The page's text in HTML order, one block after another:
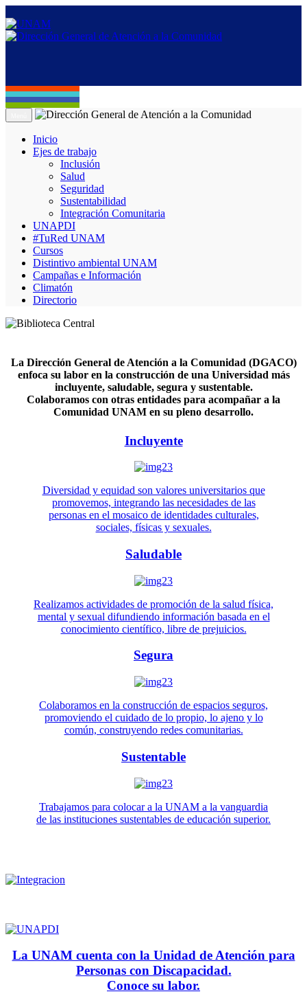
Inicio
Ejes de trabajo
Inclusión
Salud
Seguridad
Sustentabilidad
Integración Comunitaria
UNAPDI
#TuRed UNAM
Cursos
Distintivo ambiental UNAM
Campañas e Información
Climatón
Directorio
La Dirección General de Atención a la Comunidad (DGACO)
enfoca su labor en la construcción de una Universidad más
incluyente, saludable, segura y sustentable.
Colaboramos con otras entidades para acompañar a la
Comunidad UNAM en su pleno desarrollo.
Incluyente
Diversidad y equidad son valores universitarios que
promovemos, integrando las necesidades de las
personas en el mosaico de identidades culturales,
sociales, físicas y sexuales.
Saludable
Realizamos actividades de promoción de la salud física,
mental y sexual difundiendo información basada en el
conocimiento científico, libre de prejuicios.
Segura
Colaboramos en la construcción de espacios seguros,
promoviendo el cuidado de lo propio, lo ajeno y lo
común, construyendo redes comunitarias.
Sustentable
Trabajamos para colocar a la UNAM a la vanguardia
de las instituciones sustentables de educación superior.
La UNAM cuenta con la Unidad de Atención para
Personas con Discapacidad.
Conoce su labor.